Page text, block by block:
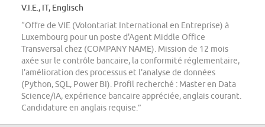
V.I.E., IT, Englisch
“Offre de VIE (Volontariat International en Entreprise) à
Luxembourg pour un poste d'Agent Middle Office
Transversal chez (COMPANY NAME). Mission de 12 mois
axée sur le contrôle bancaire, la conformité réglementaire,
l'amélioration des processus et l'analyse de données
(Python, SQL, Power BI). Profil recherché : Master en Data
Science/IA, expérience bancaire appréciée, anglais courant.
Candidature en anglais requise.”